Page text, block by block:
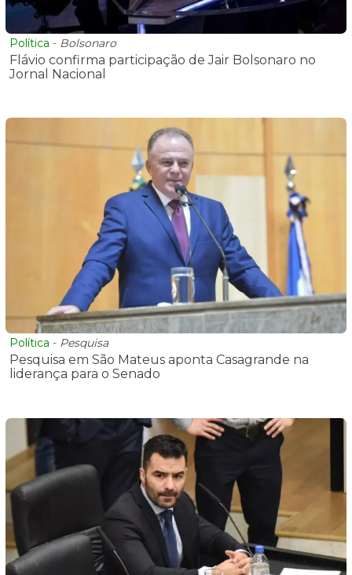
Política - Bolsonaro
Flávio confirma participação de Jair Bolsonaro no
Jornal Nacional
Política - Pesquisa
Pesquisa em São Mateus aponta Casagrande na
liderança para o Senado